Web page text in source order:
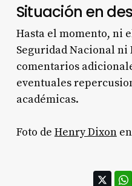
Situación en
Hasta el momento, ni
Seguridad Nacional
comentarios
eventuales
académicas.
Foto de Henry Dixonen